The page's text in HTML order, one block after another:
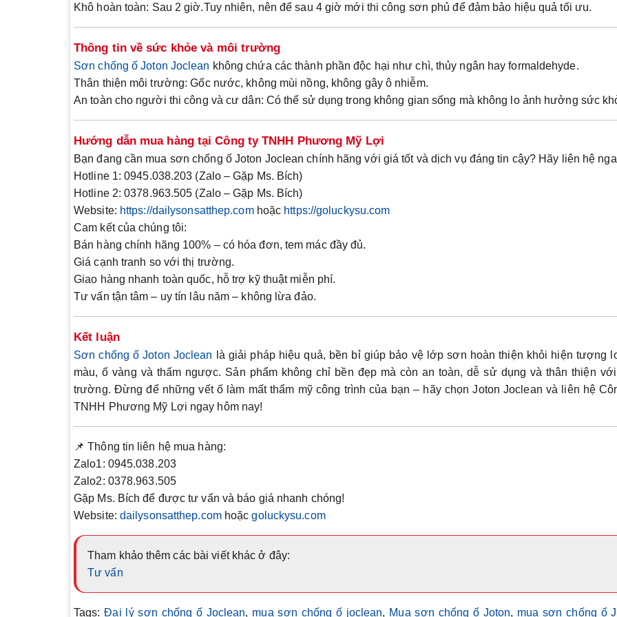
Khô hoàn toàn: Sau 2 giờ.Tuy nhiên, nên để sau 4 giờ mới thi công sơn phủ để đảm bảo hiệu quả tối ưu.
Thông tin về sức khỏe và môi trường
Sơn chống ốJoton Joclean không chứa các thành phần độc hại như chì, thủy ngân hay formaldehyde.
Thân thiện môi trường: Gốc nước, không mùi nồng, không gây ô nhiễm.
An toàn cho người thi công và cư dân: Có thể sử dụng trong không gian sống mà không lo ảnh hưởng sức
Hướng dẫn mua hàng tại Công ty TNHH Phương Mỹ Lợi
Bạn đang cần mua sơn chống ố Joton Joclean chính hãng với giá tốt và dịch vụ đáng tin cậy? Hãy liên hệ
Hotline 1: 0945.038.203 (Zalo – Gặp Ms. Bích)
Hotline 2: 0378.963.505 (Zalo – Gặp Ms. Bích)
Website: https://dailysonsatthep.comhoặc https://goluckysu.com
Cam kết của chúng tôi:
Bán hàng chính hãng 100% – có hóa đơn, tem mác đầy đủ.
Giá cạnh tranh so với thị trường.
Giao hàng nhanh toàn quốc, hỗ trợ kỹ thuật miễn phí.
Tư vấn tận tâm – uy tín lâu năm – không lừa đảo.
Kết luận
Sơn chống ốJoton Joclean là giải pháp hiệu quả, bền bỉ giúp bảo vệ lớp sơn hoàn thiện khỏi hiện tượng
màu, ố vàng và thấm ngược. Sản phẩm không chỉ bền đẹp mà còn an toàn, dễ sử dụng và thân thiện
trường. Đừng để những vết ố làm mất thẩm mỹ công trình của bạn – hãy chọn Joton Joclean và liên hệ
TNHH Phương Mỹ Lợi ngay hôm nay!
📌 Thông tin liên hệ mua hàng:
Zalo1: 0945.038.203
Zalo2: 0378.963.505
Gặp Ms. Bích để được tư vấn và báo giá nhanh chóng!
Website: dailysonsatthep.comhoặcgoluckysu.com
Tham khảo thêm các bài viết khác ở đây:
Tư vấn
Tags: Đại lý sơn chống ố Joclean, mua sơn chống ố joclean, Mua sơn chống ố Joton, mua sơn chống ố